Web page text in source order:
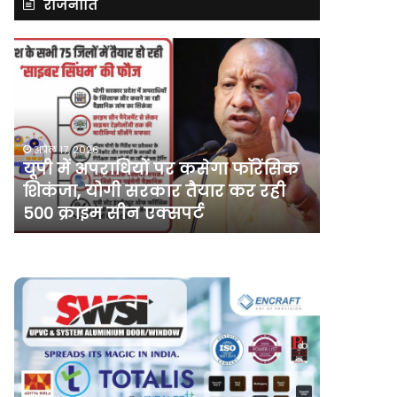
राजनीति
फॉरेंसिक
कर रही
असम
में
दर्ज
मामले
में
कांग्रेस
नेता
पवन
खेड़ा
को
एक
जमानत
अप्रैल 10, 2026
असम में दर्ज मामले में कांग्रेस नेता
खेड़ा को एक सप्ताह की अग्रिम